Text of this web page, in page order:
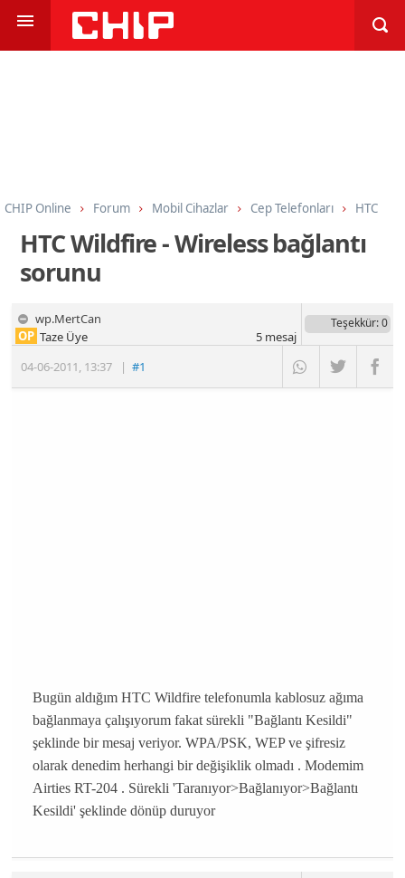
CHIP Online Forum Mobil Cihazlar Cep Telefonları HTC
HTC Wildfire - Wireless bağlantı
sorunu
wp.MertCan
04-06-2011, 13:37 |#1
OP Taze Üye
Teşekkür: 0
5mesaj
Bugün aldığım HTC Wildfire telefonumla kablosuz ağıma
bağlanmaya çalışıyorum fakat sürekli "Bağlantı Kesildi"
şeklinde bir mesaj veriyor. WPA/PSK, WEP ve şifresiz
olarak denedim herhangi bir değişiklik olmadı . Modemim
Airties RT-204 . Sürekli 'Taranıyor>Bağlanıyor>Bağlantı
Kesildi' şeklinde dönüp duruyor